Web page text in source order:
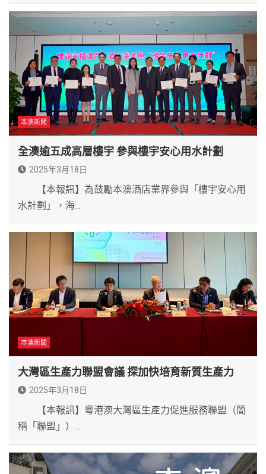
本澳新聞
全澳逾五成高層樓宇 參與樓宇安心用水計劃
2025年3月18日
【本報訊】為鼓勵本澳酒店業界參與「樓宇安心用
水計劃」，海…
本澳新聞
大灣區生產力聯盟會議 探加快培育新質生產力
2025年3月18日
【本報訊】粵港澳大灣區生產力促進服務聯盟（簡
稱「聯盟」）…